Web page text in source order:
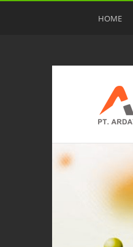
HOME